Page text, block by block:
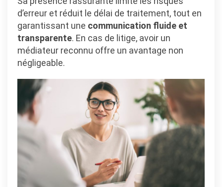
d’erreur et réduit le délai de traitement, tout en
garantissant une communication fluide et
transparente. En cas de litige, avoir un
médiateur reconnu offre un avantage non
négligeable.